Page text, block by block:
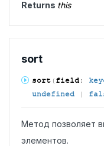
Returns this
sort
sort (field:
undefined |
Метод позволяет
элементов.